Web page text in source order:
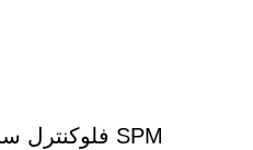
فلوکنترل سرجک پنوماتیکی فلزی مدل SPM